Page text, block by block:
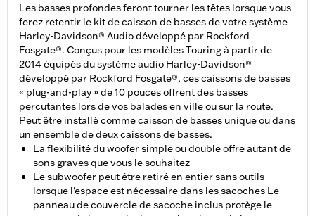
Les basses profondes feront tourner les têtes lorsque vous
ferez retentir le kit de caisson de basses de votre système
Harley-Davidson® Audio développé par Rockford
Fosgate®. Conçus pour les modèles Touring à partir de
2014 équipés du système audio Harley-Davidson®
développé par Rockford Fosgate®, ces caissons de basses
« plug-and-play » de 10 pouces offrent des basses
percutantes lors de vos balades en ville ou sur la route.
Peut être installé comme caisson de basses unique ou dans
un ensemble de deux caissons de basses.
La flexibilité du woofer simple ou double offre autant de
sons graves que vous le souhaitez
Le subwoofer peut être retiré en entier sans outils
lorsque l'espace est nécessaire dans les sacoches Le
panneau de couvercle de sacoche inclus protège le